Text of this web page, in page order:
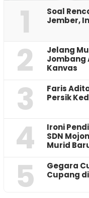
1
‎Soal
Jember,
2
Jelang
Jombang
Kanvas
3
Faris
Persik
4
Ironi
SDN
Murid
5
‎Gegara
Cupang